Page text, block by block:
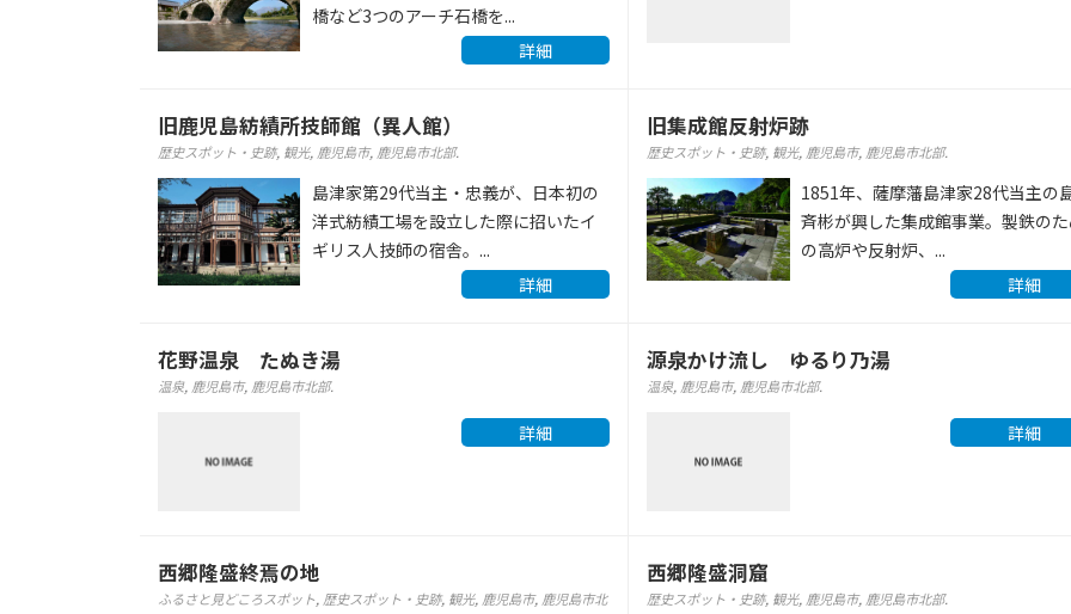
橋など3つのアーチ石橋を...
詳細
旧鹿児島紡績所技師館（異人館）
歴史スポット・史跡, 観光, 鹿児島市, 鹿児島市北部.
島津家第29代当主・忠義が、日本初の
洋式紡績工場を設立した際に招いたイ
ギリス人技師の宿舎。...
詳細
旧集成館反射炉跡
歴史スポット・史跡, 観光, 鹿児島市, 鹿児島市北部.
1851年、薩摩藩島津家28代当主の
斉彬が興した集成館事業。製鉄の
の高炉や反射炉、...
詳細
花野温泉 たぬき湯
温泉, 鹿児島市, 鹿児島市北部.
詳細
源泉かけ流し ゆるり乃湯
温泉, 鹿児島市, 鹿児島市北部.
詳細
西郷隆盛終焉の地
ふるさと見どころスポット, 歴史スポット・史跡, 観光, 鹿児島市, 鹿児島市北
西郷隆盛洞窟
歴史スポット・史跡, 観光, 鹿児島市, 鹿児島市北部.